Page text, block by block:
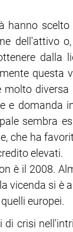
hanno
dell'attivo
dalla
questa
e
sembra
che ha
elevati.
è il 2008.
vicenda si è
europei.
crisi